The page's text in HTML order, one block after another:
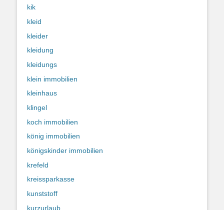
kik
kleid
kleider
kleidung
kleidungs
klein immobilien
kleinhaus
klingel
koch immobilien
könig immobilien
königskinder immobilien
krefeld
kreissparkasse
kunststoff
kurzurlaub